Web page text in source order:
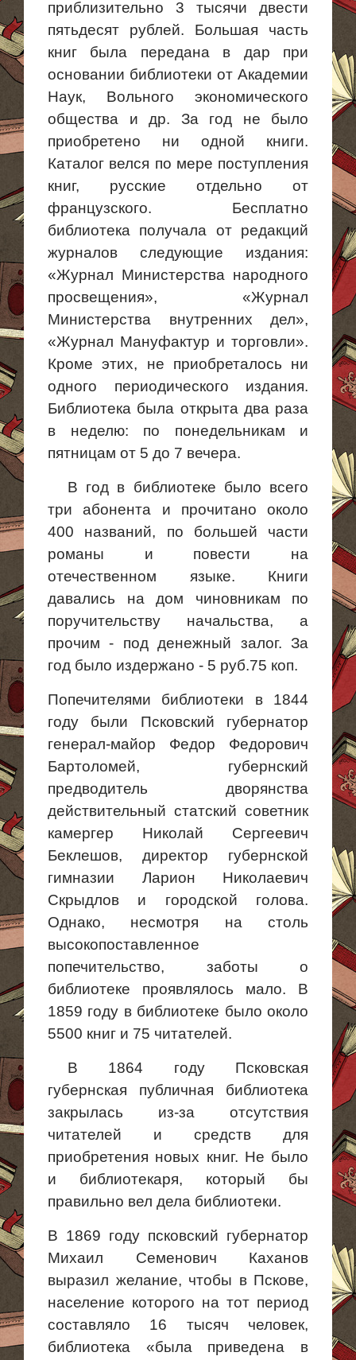
приблизительно 3 тысячи двести
пятьдесят рублей. Большая часть
книг была передана в дар при
основании библиотеки от Академии
Наук, Вольного экономического
общества и др. За год не было
приобретено ни одной книги.
Каталог велся по мере поступления
книг, русские отдельно от
французского. Бесплатно
библиотека получала от редакций
журналов следующие издания:
«Журнал Министерства народного
просвещения», «Журнал
Министерства внутренних дел»,
«Журнал Мануфактур и торговли».
Кроме этих, не приобреталось ни
одного периодического издания.
Библиотека была открыта два раза
в неделю: по понедельникам и
пятницам от 5 до 7 вечера.
В год в библиотеке было всего
три абонента и прочитано около
400 названий, по большей части
романы и повести на
отечественном языке. Книги
давались на дом чиновникам по
поручительству начальства, а
прочим - под денежный залог. За
год было издержано - 5 руб.75 коп.
Попечителями библиотеки в 1844
году были Псковский губернатор
генерал-майор Федор Федорович
Бартоломей, губернский
предводитель дворянства
действительный статский советник
камергер Николай Сергеевич
Беклешов, директор губернской
гимназии Ларион Николаевич
Скрыдлов и городской голова.
Однако, несмотря на столь
высокопоставленное
попечительство, заботы о
библиотеке проявлялось мало. В
1859 году в библиотеке было около
5500 книг и 75 читателей.
В 1864 году Псковская
губернская публичная библиотека
закрылась из-за отсутствия
читателей и средств для
приобретения новых книг. Не было
и библиотекаря, который бы
правильно вел дела библиотеки.
В 1869 году псковский губернатор
Михаил Семенович Каханов
выразил желание, чтобы в Пскове,
население которого на тот период
составляло 16 тысяч человек,
библиотека «была приведена в